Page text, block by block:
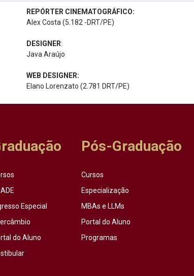
REPÓRTER CINEMATOGRÁFICO:
Alex Costa (5.182 -DRT/PE)
DESIGNER:
Java Araújo
WEB DESIGNER:
Elano Lorenzato (2.781 DRT/PE)
Especial
do Aluno
Pós-Graduação
Cursos
Especialização
MBAs e LLMs
Portal do Aluno
Programas